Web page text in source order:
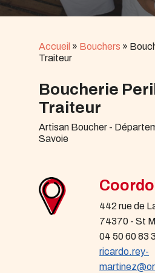
Accueil » Bouchers »
Traiteur
Boucherie
Traiteur
Artisan Boucher -
Savoie
442 rue de
74370 - St
04 50 60 83
ricardo.rey-